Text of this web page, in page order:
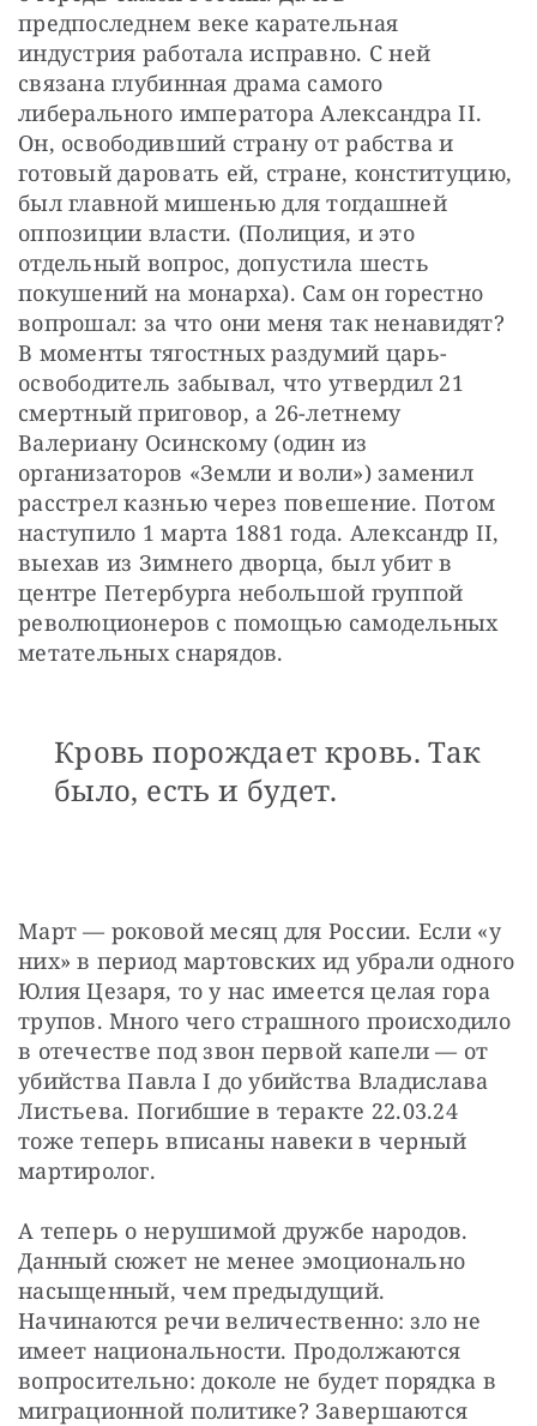
предпоследнем веке карательная
индустрия работала исправно. С ней
связана глубинная драма самого
либерального императора Александра II.
Он, освободивший страну от рабства и
готовый даровать ей, стране, конституцию,
был главной мишенью для тогдашней
оппозиции власти. (Полиция, и это
отдельный вопрос, допустила шесть
покушений на монарха). Сам он горестно
вопрошал: за что они меня так ненавидят?
В моменты тягостных раздумий царь-
освободитель забывал, что утвердил 21
смертный приговор, а 26-летнему
Валериану Осинскому (один из
организаторов «Земли и воли») заменил
расстрел казнью через повешение. Потом
наступило 1 марта 1881 года. Александр II,
выехав из Зимнего дворца, был убит в
центре Петербурга небольшой группой
революционеров с помощью самодельных
метательных снарядов.
Кровь порождает кровь. Так
было, есть и будет.
Март — роковой месяц для России. Если «у
них» в период мартовских ид убрали одного
Юлия Цезаря, то у нас имеется целая гора
трупов. Много чего страшного происходило
в отечестве под звон первой капели — от
убийства Павла I до убийства Владислава
Листьева. Погибшие в теракте 22.03.24
тоже теперь вписаны навеки в черный
мартиролог.
А теперь о нерушимой дружбе народов.
Данный сюжет не менее эмоционально
насыщенный, чем предыдущий.
Начинаются речи величественно: зло не
имеет национальности. Продолжаются
вопросительно: доколе не будет порядка в
миграционной политике? Завершаются